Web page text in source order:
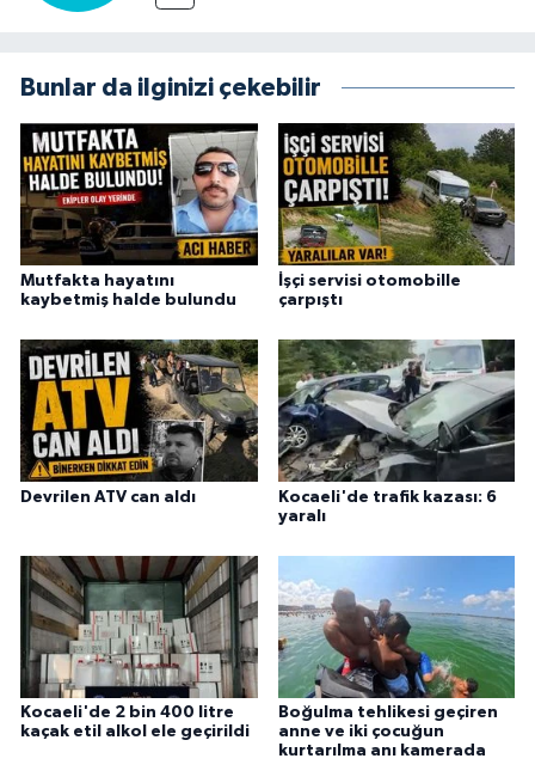
Bunlar da ilginizi çekebilir
Mutfakta hayatını
kaybetmiş halde bulundu
İşçi servisi otomobille
çarpıştı
Devrilen ATV can aldı
Kocaeli'de trafik kazası: 6
yaralı
Kocaeli'de 2 bin 400 litre
kaçak etil alkol ele geçirildi
Boğulma tehlikesi geçiren
anne ve iki çocuğun
kurtarılma anı kamerada